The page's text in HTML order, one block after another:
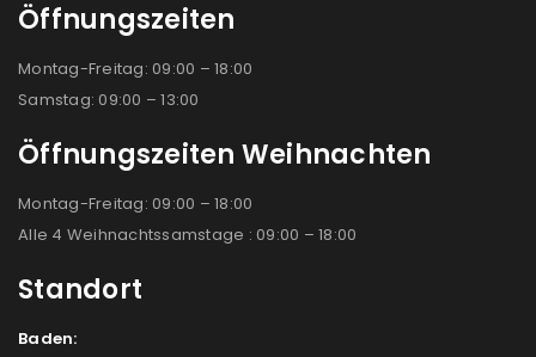
Öffnungszeiten
Montag-Freitag: 09:00 – 18:00
Samstag: 09:00 – 13:00
Öffnungszeiten Weihnachten
Montag-Freitag: 09:00 – 18:00
Alle 4 Weihnachtssamstage : 09:00 – 18:00
Standort
Baden: